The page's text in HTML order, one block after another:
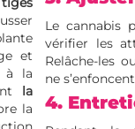
et
à la
la
la
Le cannabis
vérifier les
Relâche-les
ne
4.